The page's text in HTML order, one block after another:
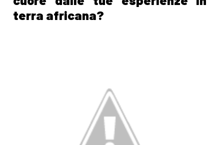
terra africana?